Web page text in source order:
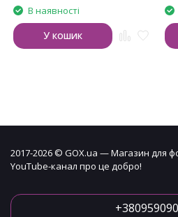
В наявності
У кошик
2017-2026 © GOX.ua — Магазин для
YouTube-канал про це добро!